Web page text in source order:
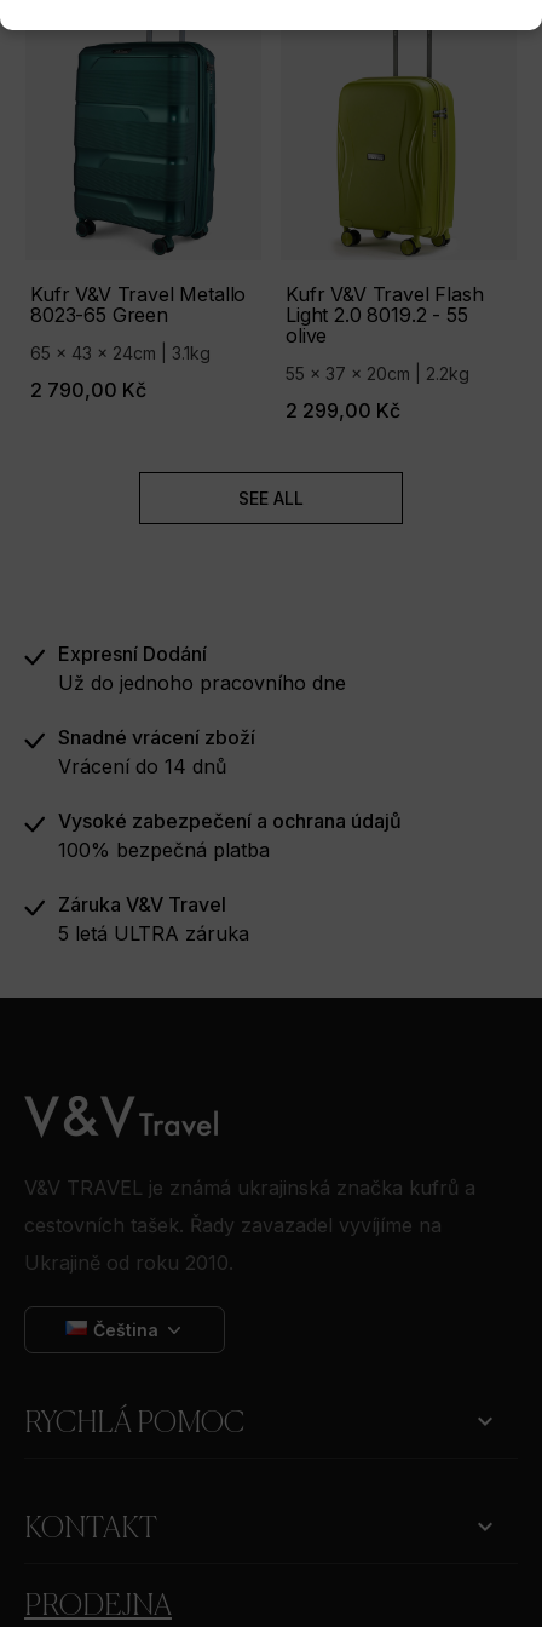
Kufr V&V Travel Metallo
8023-65 Green
65 x 43 x 24cm | 3.1kg
2 790,00 Kč
Kufr V&V Travel Flash
Light 2.0 8019.2 - 55
olive
55 x 37 x 20cm | 2.2kg
2 299,00 Kč
SEE ALL
Expresní Dodání
Už do jednoho pracovního dne
Snadné vrácení zboží
Vrácení do 14 dnů
Vysoké zabezpečení a ochrana údajů
100% bezpečná platba
Záruka V&V Travel
5 letá ULTRA záruka
V&V TRAVEL je známá ukrajinská značka kufrů a
cestovních tašek. Řady zavazadel vyvíjíme na
Ukrajině od roku 2010.
Čeština
RYCHLÁ POMOC 
KONTAKT keyboard_arrow_down
PRODEJNA